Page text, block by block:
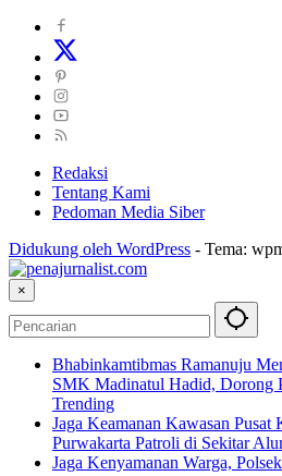
Redaksi
Tentang Kami
Pedoman Media Siber
Didukung oleh WordPress - Tema:
×
Bhabinkamtibmas Ramanuju
SMK Madinatul Hadid, Dorong
Trending
Jaga Keamanan Kawasan Pusat
Purwakarta Patroli di Sekitar
Jaga Kenyamanan Warga,